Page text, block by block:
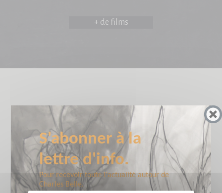
+ de films
BIOGRAPHIE
Charles Belle
S'abonner à la
lettre d'info.
Pour recevoir toute l'actualité autour de
Charles Belle.